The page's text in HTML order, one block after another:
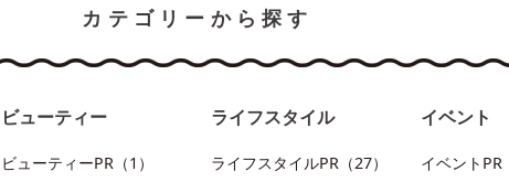
カテゴリーから探す
ビューティー
ビューティーPR（1）
ライフスタイル
ライフスタイルPR（27）
イベント
イベントPR